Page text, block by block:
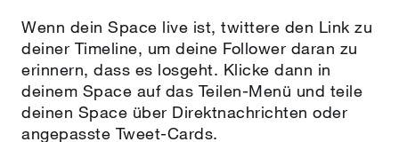
Wenn dein Space live ist, twittere den Link zu
deiner Timeline, um deine Follower daran zu
erinnern, dass es losgeht. Klicke dann in
deinem Space auf das Teilen-Menü und teile
deinen Space über Direktnachrichten oder
angepasste Tweet-Cards.